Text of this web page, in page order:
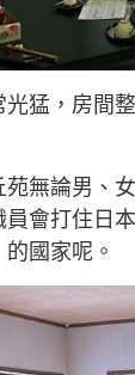
光猛，房間
苑無論男、
員會打住日
的國家呢。